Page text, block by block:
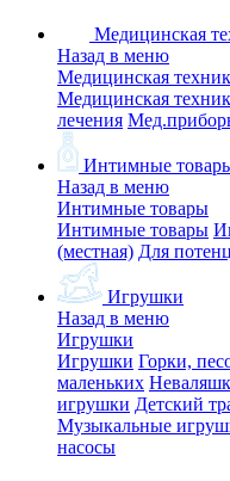
Медицинская
Назад в меню
Медицинская
Медицинская
лечения
Интимные
Назад в меню
Интимные товары
Интимные товары
(местная) Для
Игрушки
Назад в меню
Игрушки
Игрушки Горки,
маленьких
игрушки Детский
Музыкальные
насосы